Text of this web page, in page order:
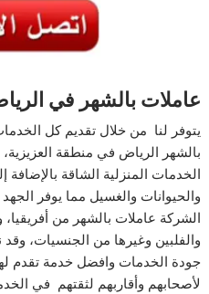
عاملات بالشهر في
يتوفر لنا من خلال تقديم كل
بالشهر الرياض في منطقة العزيزية،
الخدمات المنزلية الشاقة بالإضافة
والحيوانات والغسيل مما يوفر
الشركة عاملات بالشهر من أفريقيا،
والفلبين وغيرها من الجنسيات،
جودة الخدمات وافضل خدمة تقدم
لأصحابهم وأقاربهم لثقتهم في